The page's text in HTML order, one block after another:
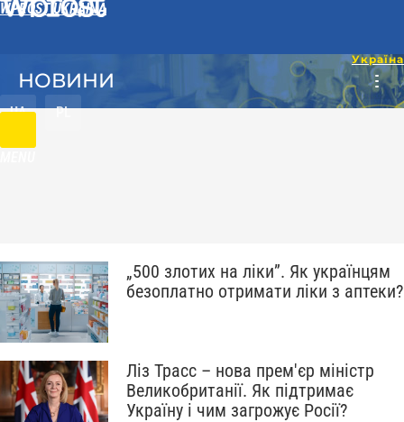
WPROST UKRAINA
UA PL
НОВИНИ
„500 злотих на ліки”. Як українцям
безоплатно отримати ліки з аптеки?
Ліз Трасс – новa прем'єр міністр
Великобританії. Як підтримає
Україну і чим загрожує Росії?